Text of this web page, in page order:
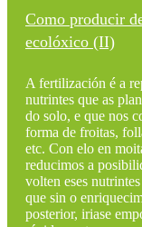
Como producir
ecolóxico (II)
A fertilización é a
nutrintes que as
do solo, e que nos
forma de froitas,
etc. Con elo en
reducimos a
volten eses
que sin o
posterior, iriase